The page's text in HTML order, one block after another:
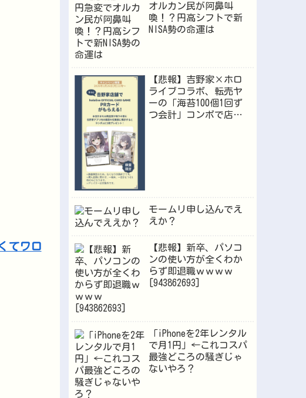
オルカン民が阿鼻叫
喚！？円高シフトで新
NISA勢の命運は
【悲報】吉野家×ホロ
ライブコラボ、転売ヤ
ーの「海苔100個1回ず
つ会計」コンボで店員
モームリ申し込んでえ
えか？
【悲報】新卒、パソコ
ンの使い方が全くわか
らず即退職ｗｗｗｗ
[943862693]
「iPhoneを2年レンタル
で月1円」←これコスパ
最強どころの騒ぎじゃ
ないやろ？